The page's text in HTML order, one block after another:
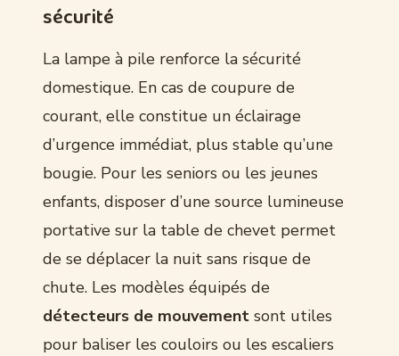
sécurité
La lampe à pile renforce la sécurité
domestique. En cas de coupure de
courant, elle constitue un éclairage
d’urgence immédiat, plus stable qu’une
bougie. Pour les seniors ou les jeunes
enfants, disposer d’une source lumineuse
portative sur la table de chevet permet
de se déplacer la nuit sans risque de
chute. Les modèles équipés de
détecteurs de mouvement sont utiles
pour baliser les couloirs ou les escaliers